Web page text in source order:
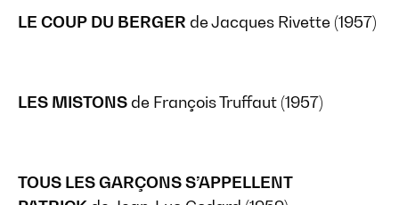
LE COUP DU BERGER de Jacques Rivette (1957)
LES MISTONS de François Truffaut (1957)
TOUS LES GARÇONS S’APPELLENT